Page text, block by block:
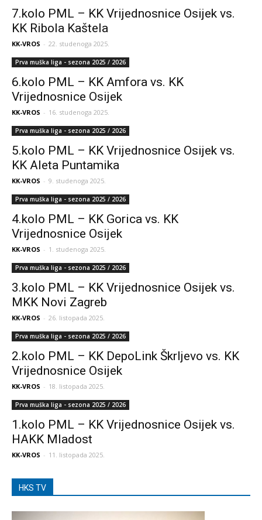
7.kolo PML – KK Vrijednosnice Osijek vs.
KK Ribola Kaštela
KK-VROS - 22. studenoga 2025.
Prva muška liga - sezona 2025 / 2026
6.kolo PML – KK Amfora vs. KK
Vrijednosnice Osijek
KK-VROS - 16. studenoga 2025.
Prva muška liga - sezona 2025 / 2026
5.kolo PML – KK Vrijednosnice Osijek vs.
KK Aleta Puntamika
KK-VROS - 9. studenoga 2025.
Prva muška liga - sezona 2025 / 2026
4.kolo PML – KK Gorica vs. KK
Vrijednosnice Osijek
KK-VROS - 1. studenoga 2025.
Prva muška liga - sezona 2025 / 2026
3.kolo PML – KK Vrijednosnice Osijek vs.
MKK Novi Zagreb
KK-VROS - 26. listopada 2025.
Prva muška liga - sezona 2025 / 2026
2.kolo PML – KK DepoLink Škrljevo vs. KK
Vrijednosnice Osijek
KK-VROS - 18. listopada 2025.
Prva muška liga - sezona 2025 / 2026
1.kolo PML – KK Vrijednosnice Osijek vs.
HAKK Mladost
KK-VROS - 11. listopada 2025.
HKS TV